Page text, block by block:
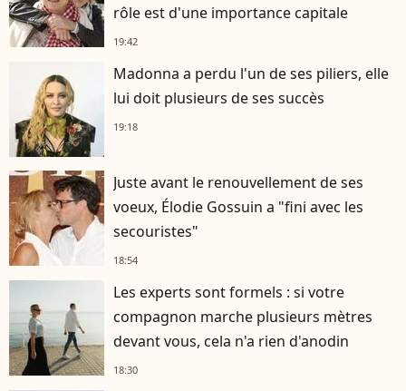
rôle est d'une importance capitale
19:42
Madonna a perdu l'un de ses piliers, elle
lui doit plusieurs de ses succès
19:18
Juste avant le renouvellement de ses
voeux, Élodie Gossuin a "fini avec les
secouristes"
18:54
Les experts sont formels : si votre
compagnon marche plusieurs mètres
devant vous, cela n'a rien d'anodin
18:30